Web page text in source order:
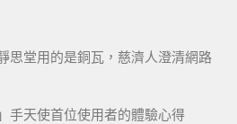
思堂用的是銅瓦，慈濟人澄清網路
手天使首位使用者的體驗心得